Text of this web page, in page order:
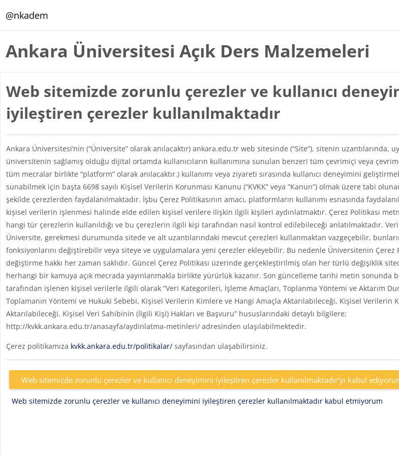
@nkadem
Ankara Üniversitesi Açık Ders Malzemeleri
Web sitemizde zorunlu çerezler ve kullanıcı
iyileştiren çerezler kullanılmaktadır
Ankara Üniversitesi’nin (“Üniversite” olarak anılacaktır) ankara.edu.tr web sitesinde (“Site”), sitenin uzantılarında,
üniversitenin sağlamış olduğu dijital ortamda kullanıcıların kullanımına sunulan benzeri tüm çevrimiçi veya
tüm mecralar birlikte “platform” olarak anılacaktır.) kullanımı veya ziyareti sırasında kullanıcı deneyimini
sunabilmek için başta 6698 sayılı Kişisel Verilerin Korunması Kanunu (“KVKK” veya “Kanun”) olmak üzere tabi
şekilde çerezlerden faydalanılmaktadır. İşbu Çerez Politikasının amacı, platformların kullanımı esnasında
kişisel verilerin işlenmesi halinde elde edilen kişisel verilere ilişkin ilgili kişileri aydınlatmaktır. Çerez Politikası
hangi tür çerezlerin kullanıldığı ve bu çerezlerin ilgili kişi tarafından nasıl kontrol edilebileceği anlatılmaktadır.
Üniversite, gerekmesi durumunda sitede ve alt uzantılarındaki mevcut çerezleri kullanmaktan vazgeçebilir,
fonksiyonlarını değiştirebilir veya siteye ve uygulamalara yeni çerezler ekleyebilir. Bu nedenle Üniversitenin Çerez
değiştirme hakkı her zaman saklıdır. Güncel Çerez Politikası üzerinde gerçekleştirilmiş olan her türlü değişiklik
herhangi bir kamuya açık mecrada yayınlanmakla birlikte yürürlük kazanır. Son güncelleme tarihi metin sonunda
tarafından işlenen kişisel verilerle ilgili olarak “Veri Kategorileri, İşleme Amaçları, Toplanma Yöntemi ve Aktarım
Toplamanın Yöntemi ve Hukuki Sebebi, Kişisel Verilerin Kimlere ve Hangi Amaçla Aktarılabileceği, Kişisel Verilerin
Aktarılabileceği, Kişisel Veri Sahibinin (İlgili Kişi) Hakları ve Başvuru” hususlarındaki detaylı bilgilere;
http://kvkk.ankara.edu.tr/anasayfa/aydinlatma-metinleri/ adresinden ulaşılabilmektedir.
Çerez politikamıza kvkk.ankara.edu.tr/politikalar/sayfasından ulaşabilirsiniz.
Web sitemizde zorunlu çerezler ve kullanıcı deneyimini iyileştiren çerezler kullanılmaktadır'yı kabul
Web sitemizde zorunlu çerezler ve kullanıcı deneyimini iyileştiren çerezler kullanılmaktadır kabul etmiyorum